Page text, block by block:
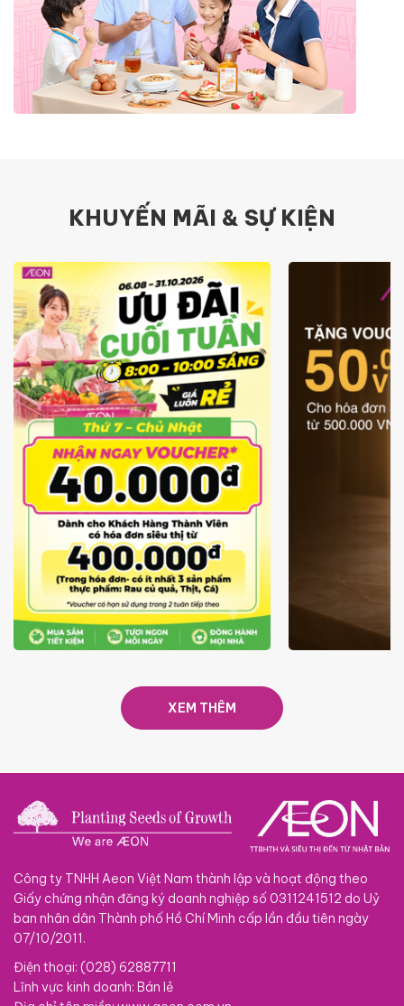
KHUYẾN MÃI & SỰ KIỆN
GIÁ LUÔN RẺ TỪ 6/8 - 31/10
ƯU
XEM THÊM
Công ty TNHH Aeon Việt Nam thành lập và hoạt động theo
Giấy chứng nhận đăng ký doanh nghiệp số 0311241512 do Uỷ
ban nhân dân Thành phố Hồ Chí Minh cấp lần đầu tiên ngày
07/10/2011.
Điện thoại: (028) 62887711
Lĩnh vực kinh doanh: Bán lẻ